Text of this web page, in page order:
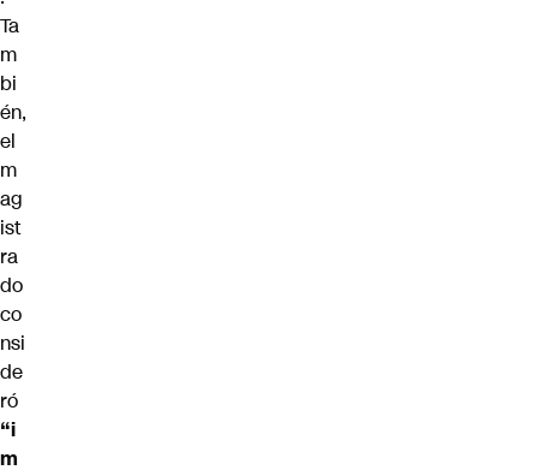
Ta
m
bi
én,
el
m
ag
ist
ra
do
co
nsi
de
ró
“i
m